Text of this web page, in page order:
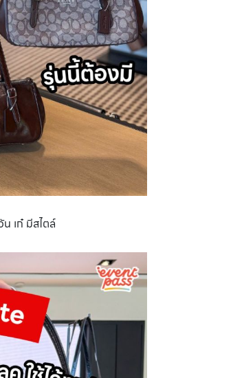
เก๋ มีสไตล์